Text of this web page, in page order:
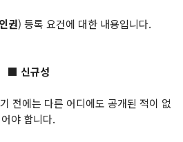
권) 등록 요건에 대한 내용입니다.
■ 신규성
전에는 다른 어디에도 공개된 적이 없
어야 합니다.